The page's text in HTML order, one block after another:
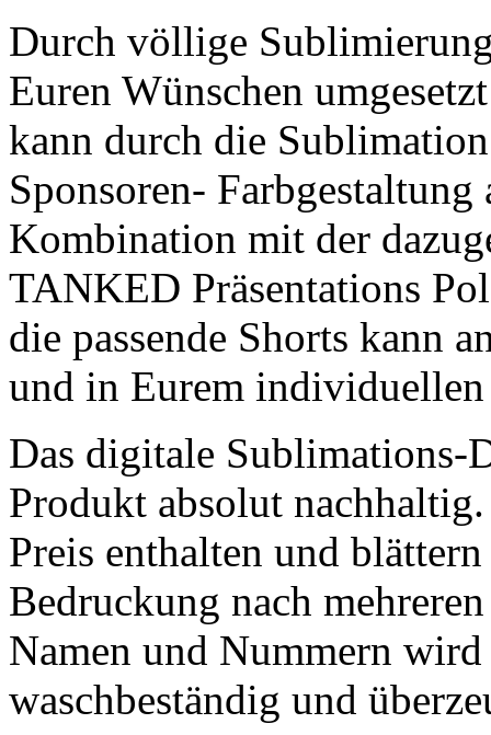
Durch völlige
Euren Wünschen
kann durch die
Sponsoren- Farbgestaltung
Kombination mit der
TANKED Präsentations
die passende Shorts kann
und in Eurem
Das digitale Sublimations-
Produkt absolut
Preis enthalten und
Bedruckung nach
Namen und Nummern
waschbeständig und